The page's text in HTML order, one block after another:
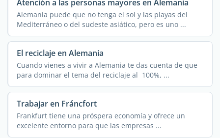
Atención a las personas mayores en Alemania
Alemania puede que no tenga el sol y las playas del
Mediterráneo o del sudeste asiático, pero es uno ...
El reciclaje en Alemania
Cuando vienes a vivir a Alemania te das cuenta de que
para dominar el tema del reciclaje al 100%, ...
Trabajar en Fráncfort
Frankfurt tiene una próspera economía y ofrece un
excelente entorno para que las empresas ...